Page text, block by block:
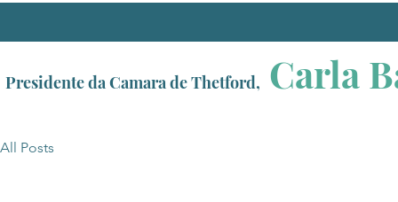
Presidente da Camara de Thetford, Carla
All Posts